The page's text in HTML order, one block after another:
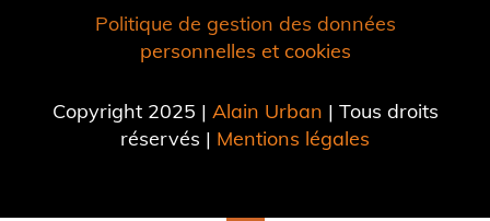
Politique de gestion des données
personnelles et cookies
Copyright 2025 | Alain Urban | Tous droits
réservés | Mentions légales